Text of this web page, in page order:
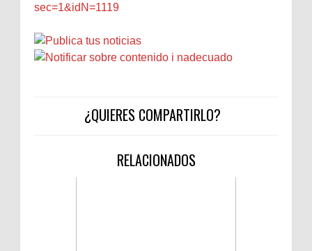
sec=1&idN=1119
¿QUIERES COMPARTIRLO?
RELACIONADOS